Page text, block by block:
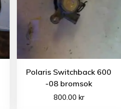
Polaris Switchback 600
-08 bromsok
800.00 kr